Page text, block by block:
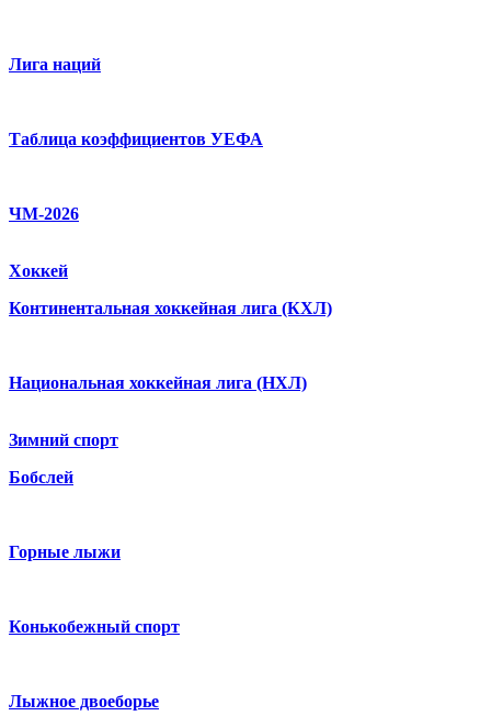
Лига наций
Таблица коэффициентов УЕФА
ЧМ-2026
Хоккей
Континентальная хоккейная лига (КХЛ)
Национальная хоккейная лига (НХЛ)
Зимний спорт
Бобслей
Горные лыжи
Конькобежный спорт
Лыжное двоеборье